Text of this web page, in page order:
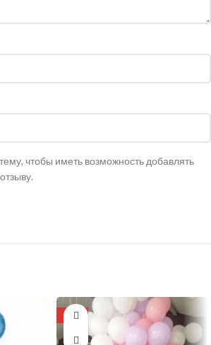
чтобы иметь возможность добавлять
-13%